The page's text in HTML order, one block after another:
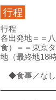
行程
行程
各出発地＝＝
食）＝＝東京
地（最終地18時
◆食事／なし